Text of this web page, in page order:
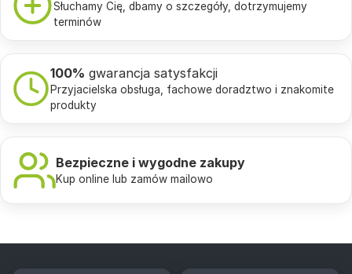
Słuchamy Cię, dbamy o szczegóły, dotrzymujemy
terminów
100% gwarancja satysfakcji
Przyjacielska obsługa, fachowe doradztwo i znakomite
produkty
Bezpieczne i wygodne zakupy
Kup online lub zamów mailowo